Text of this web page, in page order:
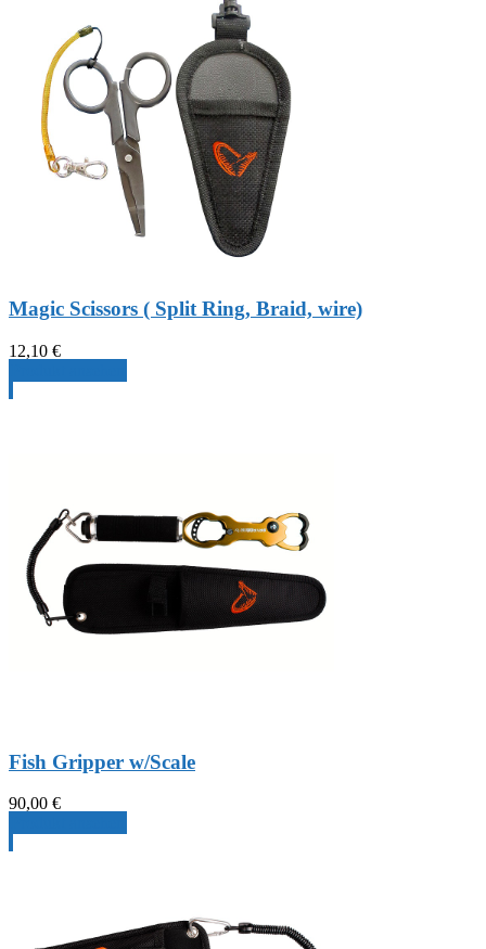
Magic Scissors ( Split Ring, Braid, wire)
12,10 €
Fish Gripper w/Scale
90,00 €